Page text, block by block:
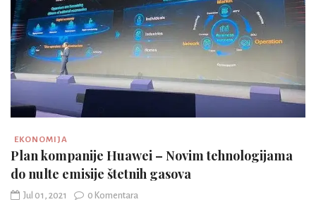
EKONOMIJA
Plan kompanije Huawei – Novim tehnologijama
do nulte emisije štetnih gasova
Jul 01, 2021 0 Komentara